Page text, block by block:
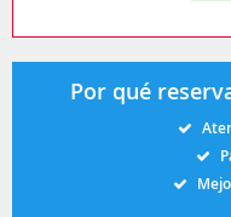
Por qué